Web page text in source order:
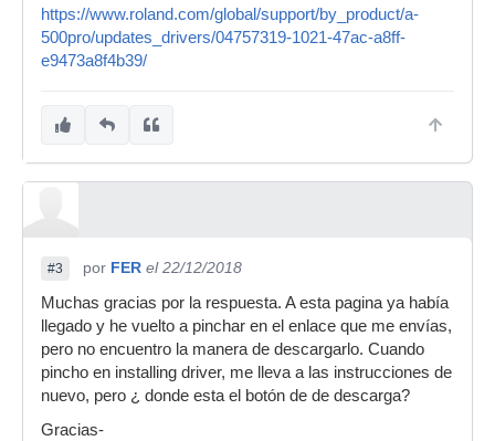
https://www.roland.com/global/support/by_product/a-
500pro/updates_drivers/04757319-1021-47ac-a8ff-
e9473a8f4b39/
#3 por FER el 22/12/2018
Muchas gracias por la respuesta. A esta pagina ya había
llegado y he vuelto a pinchar en el enlace que me envías,
pero no encuentro la manera de descargarlo. Cuando
pincho en installing driver, me lleva a las instrucciones de
nuevo, pero ¿ donde esta el botón de de descarga?
Gracias-